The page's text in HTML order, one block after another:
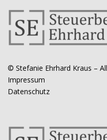
© Stefanie Ehrhard Kraus –
Impressum
Datenschutz